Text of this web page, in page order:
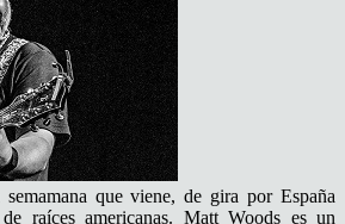
que viene, de gira por España
raíces americanas. Matt Woods es un